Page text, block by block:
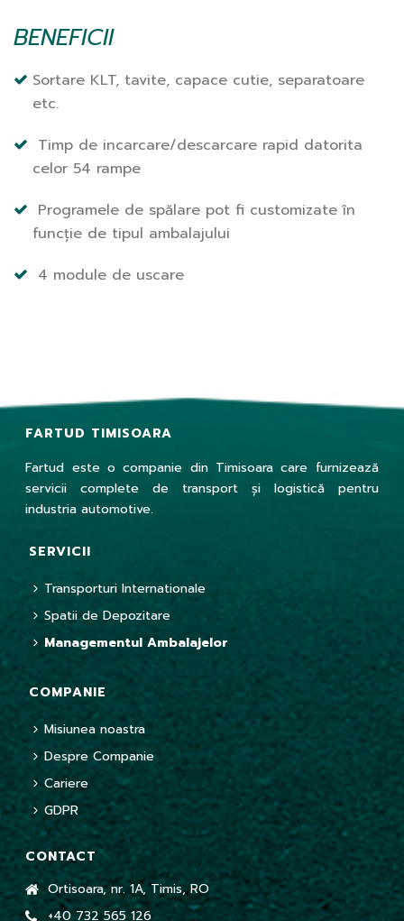
BENEFICII
Sortare KLT, tavite, capace cutie, separatoare
etc.
Timp de incarcare/descarcare rapid datorita
celor 54 rampe
Programele de spălare pot fi customizate în
funcție de tipul ambalajului
4 module de uscare
FARTUD TIMISOARA
Fartud este o companie din Timisoara care furnizează
servicii complete de transport și logistică pentru
industria automotive.
SERVICII
Transporturi Internationale
Spatii de Depozitare
Managementul Ambalajelor
COMPANIE
Misiunea noastra
Despre Companie
Cariere
GDPR
CONTACT
Ortisoara, nr. 1A, Timis, RO
+40 732 565 126